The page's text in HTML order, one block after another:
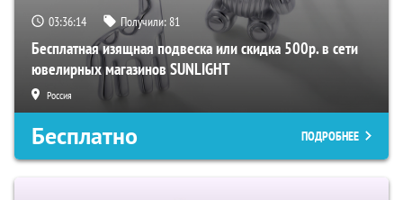
03:36:13 Получили:81
Бесплатная изящная подвеска или скидка 500р. в сети
ювелирных магазинов SUNLIGHT
Россия
Бесплатно ПОДРОБНЕЕ